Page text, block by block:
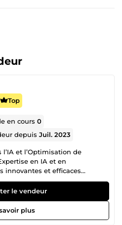
Top
en cours0
depuisJuil. 2023
l’IA et l’Optimisation de
en IA et en
innovantes et efficaces
dans l’Univers NovekAI ! 🤝
projets, exploser votre
en tirant parti de
artificielle. 👥 Notre équipe :
= Votre projet mené à bien
le vendeur
plus